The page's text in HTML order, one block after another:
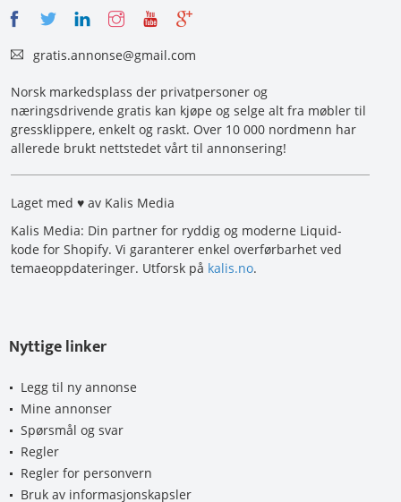
gratis.annonse@gmail.com
Norsk markedsplass der privatpersoner og
næringsdrivende gratis kan kjøpe og selge alt fra møbler til
gressklippere, enkelt og raskt. Over 10 000 nordmenn har
allerede brukt nettstedet vårt til annonsering!
Laget med ♥ av Kalis Media
Kalis Media: Din partner for ryddig og moderne Liquid-
kode for Shopify. Vi garanterer enkel overførbarhet ved
temaeoppdateringer. Utforsk på kalis.no.
Nyttige linker
Legg til ny annonse
Mine annonser
Spørsmål og svar
Regler
Regler for personvern
Bruk av informasjonskapsler